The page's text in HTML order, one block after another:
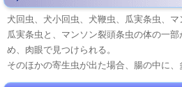
犬回虫、犬小回虫、犬鞭虫、瓜実条虫、マ
瓜実条虫と、マンソン裂頭条虫の体の一
め、肉眼で見つけられる。
そのほかの寄生虫が出た場合、腸の中に、